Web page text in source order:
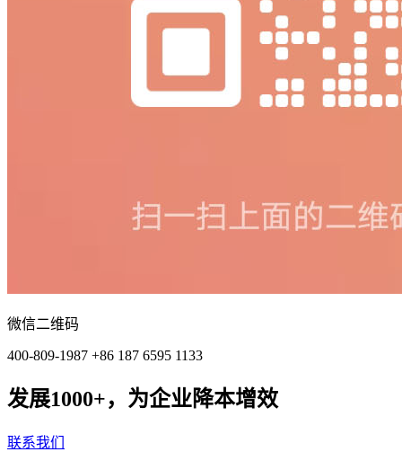
微信二维码
400-809-1987 +86 187 6595 1133
发展1000+，为企业降本增效
联系我们